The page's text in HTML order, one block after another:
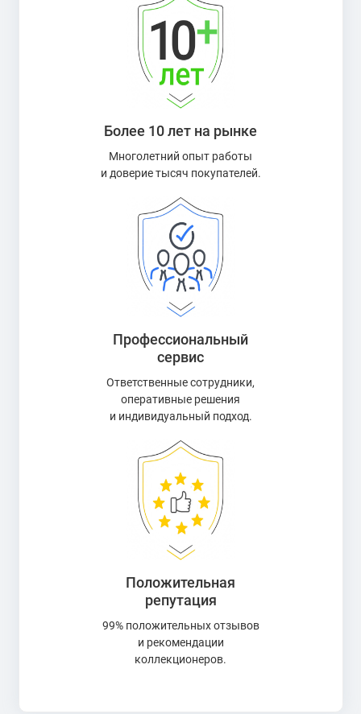
Более 10 лет на рынке
Многолетний опыт работы
и доверие тысяч покупателей.
Профессиональный
сервис
Ответственные сотрудники,
оперативные решения
и индивидуальный подход.
Положительная
репутация
99% положительных отзывов
и рекомендации
коллекционеров.